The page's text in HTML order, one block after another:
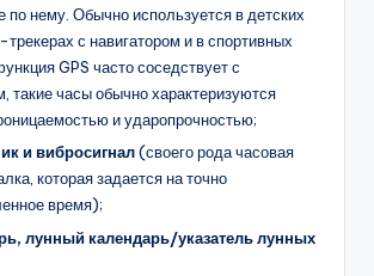
по нему. Обычно используется в детских
с навигатором и в спортивных
GPS часто соседствует с
такие часы обычно характеризуются
и ударопрочностью;
и вибросигнал(своего рода часовая
которая задается на точно
время);
лунный календарь/указатель лунных